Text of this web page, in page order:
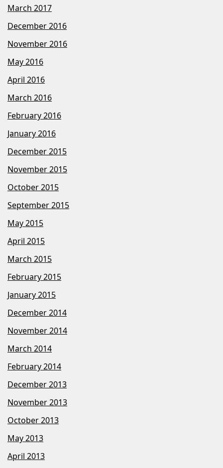
March 2017
December 2016
November 2016
May 2016
April 2016
March 2016
February 2016
January 2016
December 2015
November 2015
October 2015
September 2015
May 2015
April 2015
March 2015
February 2015
January 2015
December 2014
November 2014
March 2014
February 2014
December 2013
November 2013
October 2013
May 2013
April 2013